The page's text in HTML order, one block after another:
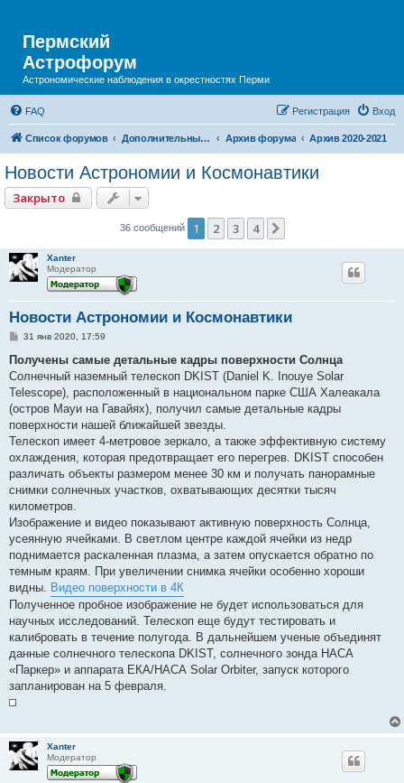
Пермский
Астрофорум
Астрономические наблюдения в окрестностях Перми
FAQ Вход
Регистрация
Список форумов Дополнительный раздел Архив форума Архив 2020-2021
Новости Астрономии и Космонавтики
Закрыто
36 сообщений 1 2 3 4
Xanter
Модератор
Новости Астрономии и Космонавтики
С
о
щ
е
и
е
31 янв 2020, 17:59
Получены самые детальные кадры поверхности Солнца
Солнечный наземный телескоп DKIST (Daniel K. Inouye Solar
Telescope), расположенный в национальном парке США Халеакала
(остров Мауи на Гавайях), получил самые детальные кадры
поверхности нашей ближайшей звезды.
Телескоп имеет 4-метровое зеркало, а также эффективную систему
охлаждения, которая предотвращает его перегрев. DKIST способен
различать объекты размером менее 30 км и получать панорамные
снимки солнечных участков, охватывающих десятки тысяч
километров.
Изображение и видео показывают активную поверхность Солнца,
усеянную ячейками. В светлом центре каждой ячейки из недр
поднимается раскаленная плазма, а затем опускается обратно по
темным краям. При увеличении снимка ячейки особенно хороши
видны. Видео поверхности в 4К
Полученное пробное изображение не будет использоваться для
научных исследований. Телескоп еще будут тестировать и
калибровать в течение полугода. В дальнейшем ученые объединят
данные солнечного телескопа DKIST, солнечного зонда НАСА
«Паркер» и аппарата ЕКА/НАСА Solar Orbiter, запуск которого
запланирован на 5 февраля.
Xanter
Модератор